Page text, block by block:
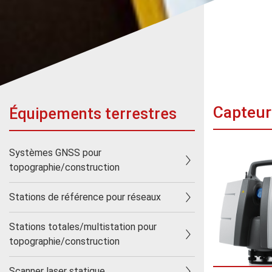
Équipements terrestres
Systèmes GNSS pour
topographie/construction
Stations de référence pour réseaux
Stations totales/multistation pour
topographie/construction